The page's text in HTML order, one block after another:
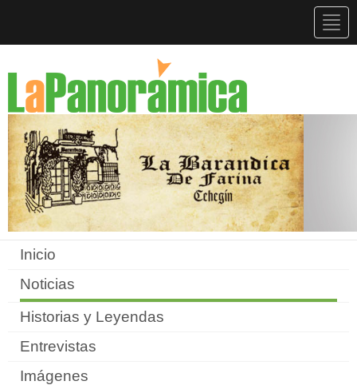
Inicio
Noticias
Historias y Leyendas
Entrevistas
Imágenes